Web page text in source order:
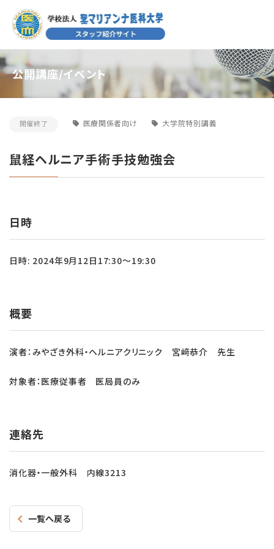
公開講座/イベント
開催終了 医療関係者向け 大学院特別講義
鼠経ヘルニア手術手技勉強会
日時
日時: 2024年9月12日17:30～19:30
概要
演者：みやざき外科・ヘルニアクリニック 宮﨑恭介 先生
対象者：医療従事者 医局員のみ
連絡先
消化器・一般外科 内線3213
一覧へ戻る